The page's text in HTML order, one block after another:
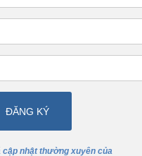
tiếp xúc bàn tay của
hư hại, và nâng cao chất
khác nhau, phù hợp với
loại, chứ không giải thích
loại găng tay, thành phần